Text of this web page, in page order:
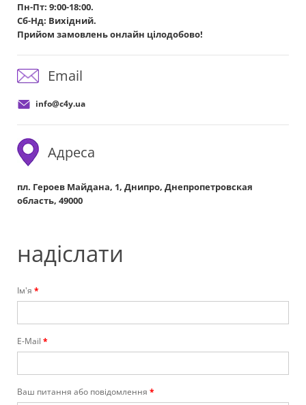
Пн-Пт: 9:00-18:00.
Сб-Нд: Вихідний.
Прийом замовлень онлайн цілодобово!
Email
info@c4y.ua
Адреса
пл. Героев Майдана, 1, Днипро, Днепропетровская
область, 49000
надіслати
Ім'я
E-Mail
Ваш питання або повідомлення